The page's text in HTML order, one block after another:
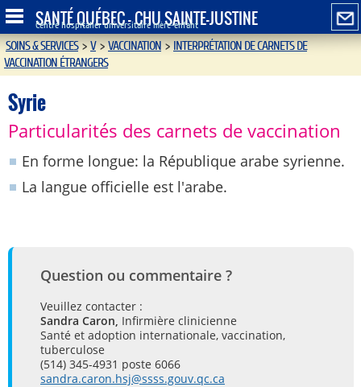
SANTÉ QUÉBEC - CHU SAINTE-JUSTINE
Centre hospitalier universitaire mère-enfant
SOINS & SERVICES>V>VACCINATION>INTERPRÉTATION DE CARNETS DE
VACCINATION ÉTRANGERS
Syrie
Particularités des carnets de vaccination
En forme longue: la République arabe syrienne.
La langue officielle est l'arabe.
Question ou commentaire ?
Veuillez contacter :
Sandra Caron, Infirmière clinicienne
Santé et adoption internationale, vaccination,
tuberculose
(514) 345-4931 poste 6066
sandra.caron.hsj@ssss.gouv.qc.ca